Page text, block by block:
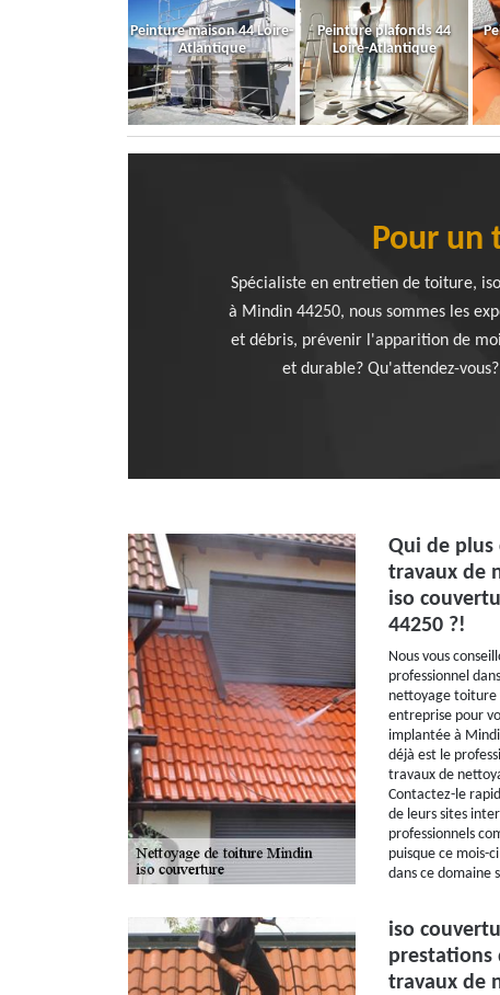
Peinture maison 44 Loire-
Atlantique
Peinture plafonds 44
Loire-Atlantique
Pour un
Spécialiste en entretien de toiture,
à Mindin 44250, nous sommes les
et débris, prévenir l'apparition de
et durable? Qu'attendez-
Qui de plus
travaux de
iso
44250 ?!
Nous vous
professionnel
nettoyage toiture
entreprise pour
implantée à
déjà est le
travaux de
Contactez-le
de leurs sites
professionnels
puisque ce mois-
dans ce domaine
iso
prestations
travaux de